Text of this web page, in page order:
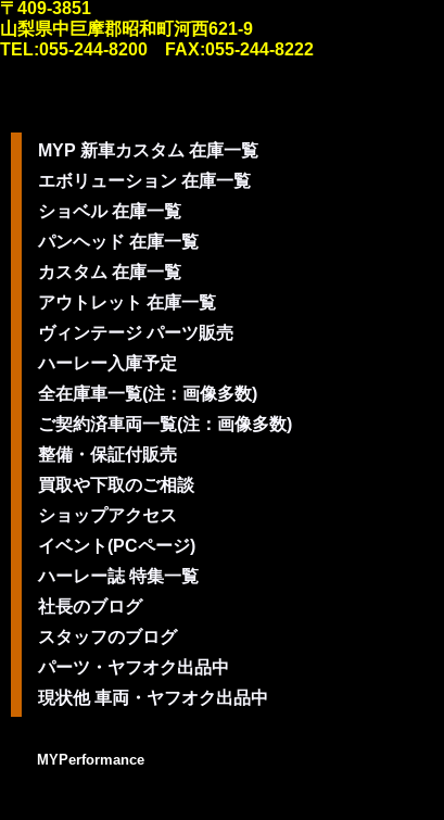
〒409-3851
山梨県中巨摩郡昭和町河西621-9
TEL:055-244-8200 FAX:055-244-8222
MYP 新車カスタム 在庫一覧
エボリューション 在庫一覧
ショベル 在庫一覧
パンヘッド 在庫一覧
カスタム 在庫一覧
アウトレット 在庫一覧
ヴィンテージ パーツ販売
ハーレー入庫予定
全在庫車一覧(注：画像多数)
ご契約済車両一覧(注：画像多数)
整備・保証付販売
買取や下取のご相談
ショップアクセス
イベント(PCページ)
ハーレー誌 特集一覧
社長のブログ
スタッフのブログ
パーツ・ヤフオク出品中
現状他 車両・ヤフオク出品中
MYPerformance